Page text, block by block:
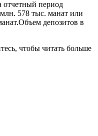
отчетный период
578 тыс. манат или
депозитов в
чтобы читать больше